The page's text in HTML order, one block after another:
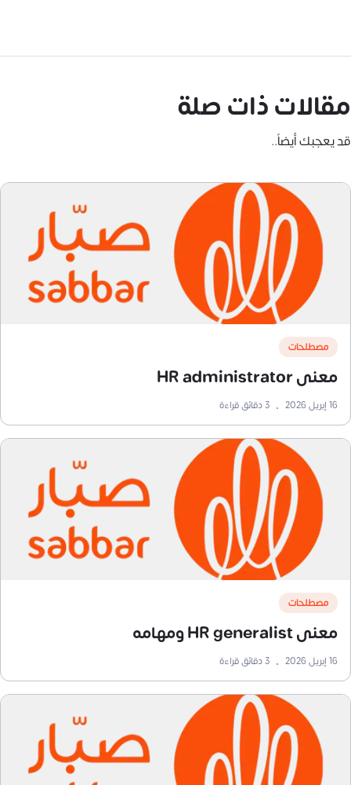
مقالات ذات صلة
قد يعجبك أيضاً..
مصطلحات
معنى HR administrator
16 إبريل 2026 •
3دقائق قراءة
مصطلحات
معنى HR generalist ومهامه
16 إبريل 2026 •
3دقائق قراءة